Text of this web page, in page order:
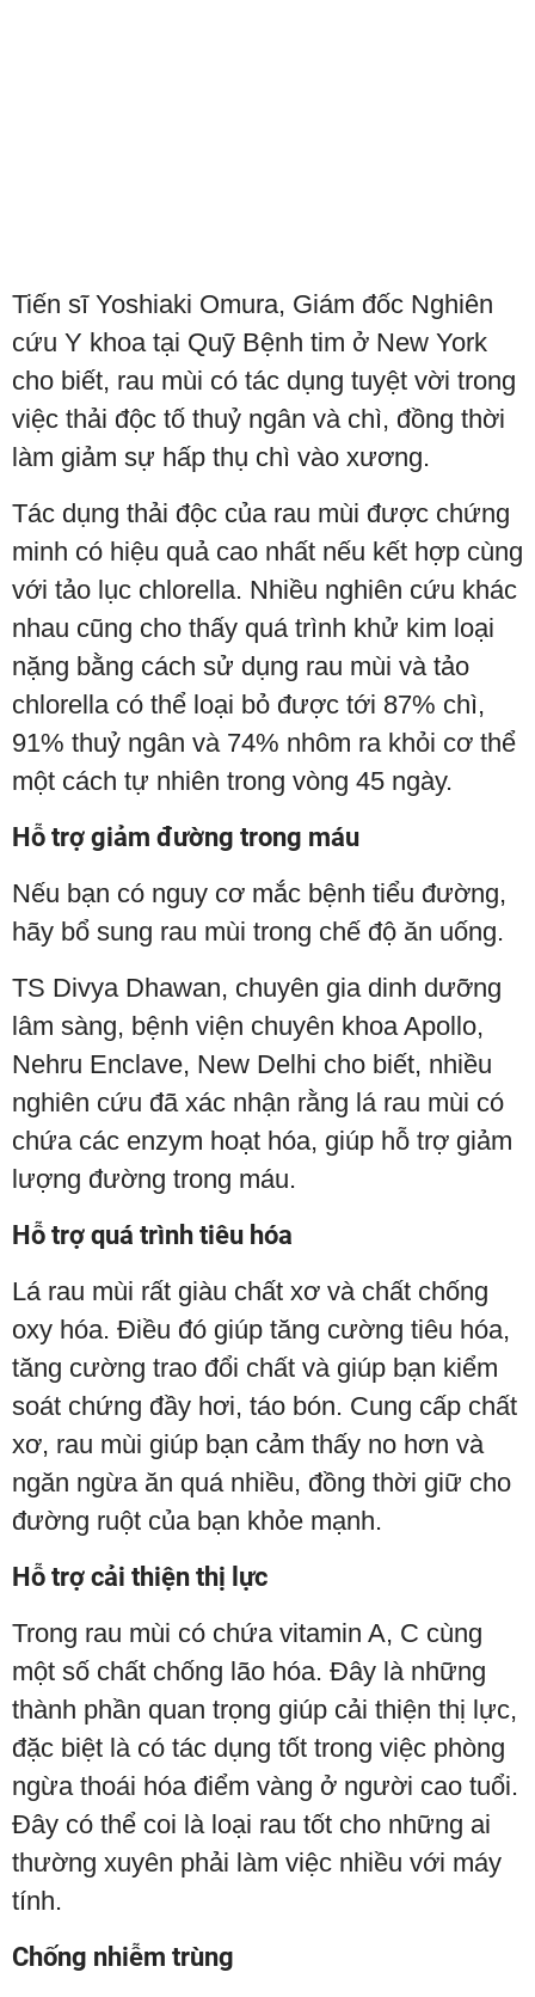
Tiến sĩ Yoshiaki Omura, Giám đốc Nghiên
cứu Y khoa tại Quỹ Bệnh tim ở New York
cho biết, rau mùi có tác dụng tuyệt vời trong
việc thải độc tố thuỷ ngân và chì, đồng thời
làm giảm sự hấp thụ chì vào xương.
Tác dụng thải độc của rau mùi được chứng
minh có hiệu quả cao nhất nếu kết hợp cùng
với tảo lục chlorella. Nhiều nghiên cứu khác
nhau cũng cho thấy quá trình khử kim loại
nặng bằng cách sử dụng rau mùi và tảo
chlorella có thể loại bỏ được tới 87% chì,
91% thuỷ ngân và 74% nhôm ra khỏi cơ thể
một cách tự nhiên trong vòng 45 ngày.
Hỗ trợ giảm đường trong máu
Nếu bạn có nguy cơ mắc bệnh tiểu đường,
hãy bổ sung rau mùi trong chế độ ăn uống.
TS Divya Dhawan, chuyên gia dinh dưỡng
lâm sàng, bệnh viện chuyên khoa Apollo,
Nehru Enclave, New Delhi cho biết, nhiều
nghiên cứu đã xác nhận rằng lá rau mùi có
chứa các enzym hoạt hóa, giúp hỗ trợ giảm
lượng đường trong máu.
Hỗ trợ quá trình tiêu hóa
Lá rau mùi rất giàu chất xơ và chất chống
oxy hóa. Điều đó giúp tăng cường tiêu hóa,
tăng cường trao đổi chất và giúp bạn kiểm
soát chứng đầy hơi, táo bón. Cung cấp chất
xơ, rau mùi giúp bạn cảm thấy no hơn và
ngăn ngừa ăn quá nhiều, đồng thời giữ cho
đường ruột của bạn khỏe mạnh.
Hỗ trợ cải thiện thị lực
Trong rau mùi có chứa vitamin A, C cùng
một số chất chống lão hóa. Đây là những
thành phần quan trọng giúp cải thiện thị lực,
đặc biệt là có tác dụng tốt trong việc phòng
ngừa thoái hóa điểm vàng ở người cao tuổi.
Đây có thể coi là loại rau tốt cho những ai
thường xuyên phải làm việc nhiều với máy
tính.
Chống nhiễm trùng